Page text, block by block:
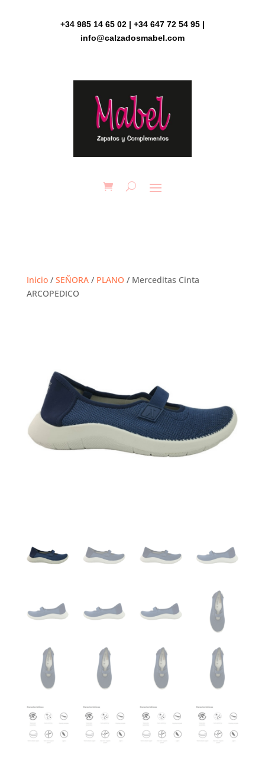
+34 985 14 65 02 | +34 647 72 54 95 |
info@calzadosmabel.com
Inicio/ SEÑORA/ PLANO / Merceditas Cinta
ARCOPEDICO